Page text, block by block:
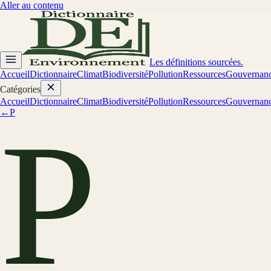
Aller au contenu
Les définitions sourcées.
AccueilDictionnaireClimatBiodiversitéPollutionRessources
Catégories
AccueilDictionnaireClimatBiodiversitéPollutionRessources
←P
P